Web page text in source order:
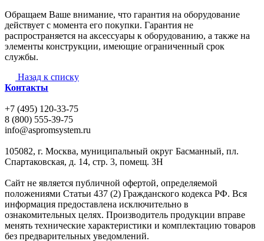
Обращаем Ваше внимание, что гарантия на оборудование
действует с момента его покупки. Гарантия не
распространяется на аксессуары к оборудованию, а также на
элементы конструкции, имеющие ограниченный срок
службы.
Назад к списку
Контакты
+7 (495) 120-33-75
8 (800) 555-39-75
info@aspromsystem.ru
105082, г. Москва, муниципальный округ Басманный, пл.
Спартаковская, д. 14, стр. 3, помещ. 3Н
Сайт не является публичной офертой, определяемой
положениями Статьи 437 (2) Гражданского кодекса РФ. Вся
информация предоставлена исключительно в
ознакомительных целях. Производитель продукции вправе
менять технические характеристики и комплектацию товаров
без предварительных уведомлений.